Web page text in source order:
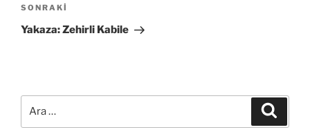
Sonraki
Yazı
SONRAKI
Yakaza: Zehirli Kabile